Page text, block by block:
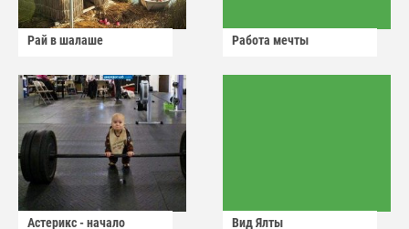
Рай в шалаше Работа мечты
Астерикс - начало Вид Ялты